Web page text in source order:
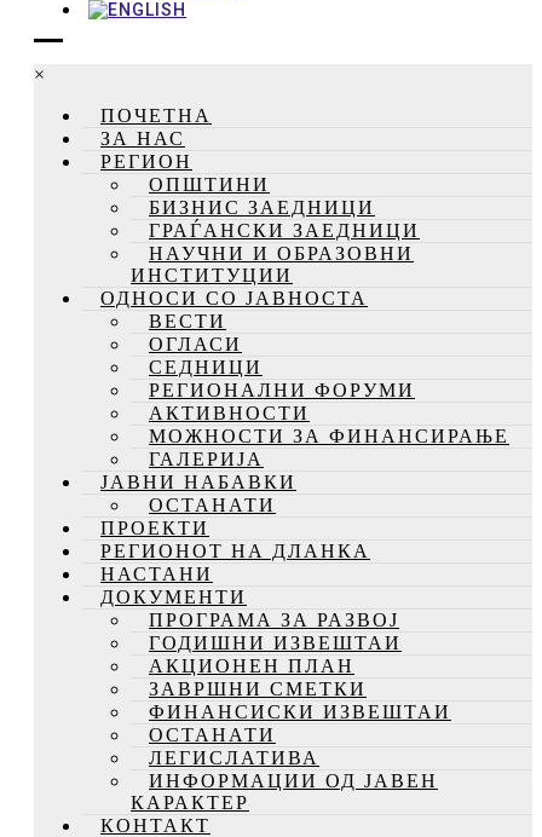
×
ПОЧЕТНА
ЗА НАС
РЕГИОН
ОПШТИНИ
БИЗНИС ЗАЕДНИЦИ
ГРАЃАНСКИ ЗАЕДНИЦИ
НАУЧНИ И ОБРАЗОВНИ
ИНСТИТУЦИИ
ОДНОСИ СО ЈАВНОСТА
ВЕСТИ
ОГЛАСИ
СЕДНИЦИ
РЕГИОНАЛНИ ФОРУМИ
АКТИВНОСТИ
МОЖНОСТИ ЗА ФИНАНСИРАЊЕ
ГАЛЕРИЈА
ЈАВНИ НАБАВКИ
ОСТАНАТИ
ПРОЕКТИ
РЕГИОНОТ НА ДЛАНКА
НАСТАНИ
ДОКУМЕНТИ
ПРОГРАМА ЗА РАЗВОЈ
ГОДИШНИ ИЗВЕШТАИ
АКЦИОНЕН ПЛАН
ЗАВРШНИ СМЕТКИ
ФИНАНСИСКИ ИЗВЕШТАИ
ОСТАНАТИ
ЛЕГИСЛАТИВА
ИНФОРМАЦИИ ОД ЈАВЕН
КАРАКТЕР
КОНТАКТ